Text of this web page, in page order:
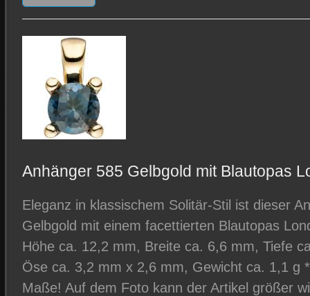
Anhänger 585 Gelbgold mit Blautopas
Eleganz in klassischem Solitär-Stil ist dieser
Gelbgold mit einem facettierten Blautopas
Höhe ca. 12,2 mm, Breite ca. 6,6 mm, Tiefe
Öse ca. 3,2 mm x 2,6 mm, Gewicht ca. 1,1 g
Maße! Auf dem Foto kann der Artikel größer